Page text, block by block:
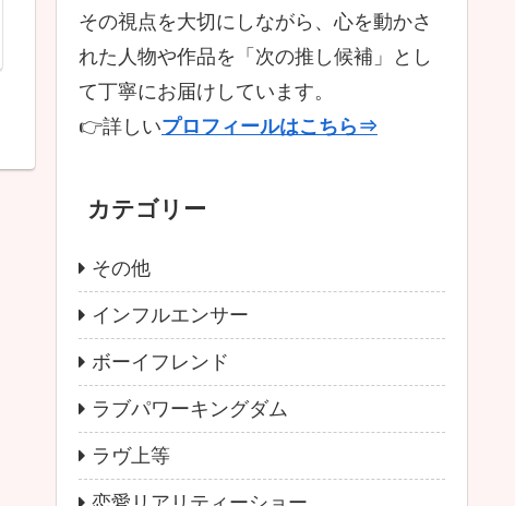
その視点を大切にしながら、心を動かさ
れた人物や作品を「次の推し候補」とし
て丁寧にお届けしています。
👉詳しいプロフィールはこちら⇒
カテゴリー
その他
インフルエンサー
ボーイフレンド
ラブパワーキングダム
ラヴ上等